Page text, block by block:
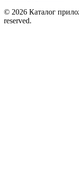
© 2026 Каталог
reserved.